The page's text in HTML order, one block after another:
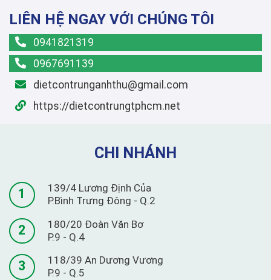
LIÊN HỆ NGAY VỚI CHÚNG TÔI
0941821319
0967691139
dietcontrunganhthu@gmail.com
https://dietcontrungtphcm.net
CHI NHÁNH
1
139/4 Lương Định Của
P.Bình Trưng Đông - Q.2
2
180/20 Đoàn Văn Bơ
P.9 - Q.4
3
118/39 An Dương Vương
P.9 - Q.5